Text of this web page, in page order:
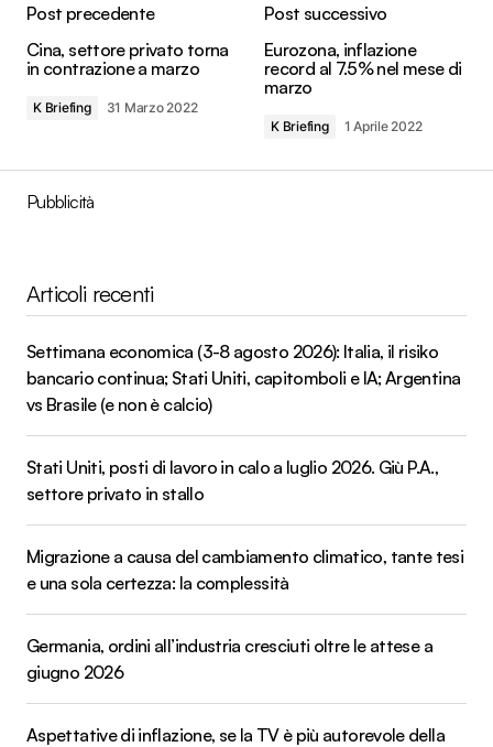
Post precedente
Cina, settore privato torna
in contrazione a marzo
K Briefing 31 Marzo 2022
Post successivo
Eurozona, inflazione
record al 7.5% nel mese di
marzo
K Briefing 1 Aprile 2022
Pubblicità
Articoli recenti
Settimana economica (3-8 agosto 2026): Italia, il risiko
bancario continua; Stati Uniti, capitomboli e IA; Argentina
vs Brasile (e non è calcio)
Stati Uniti, posti di lavoro in calo a luglio 2026. Giù P.A.,
settore privato in stallo
Migrazione a causa del cambiamento climatico, tante tesi
e una sola certezza: la complessità
Germania, ordini all’industria cresciuti oltre le attese a
giugno 2026
Aspettative di inflazione, se la TV è più autorevole della